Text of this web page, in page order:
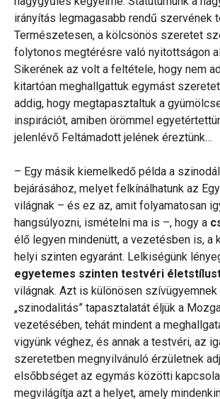
irányítás legmagasabb rendű szervének
Természetesen, a kölcsönös szeretet
folytonos megtérésre való nyitottságon
Sikerének az volt a feltétele, hogy nem
kitartóan meghallgattuk egymást
addig, hogy megtapasztaltuk a
inspirációt, amiben örömmel
jelenlévő Feltámadott jelének éreztünk…
– Egy másik kiemelkedő példa a
bejárásához, melyet felkínálhatunk az
világnak – és ez az, amit folyamatosan
hangsúlyozni, ismételni ma is –, hogy a
élő legyen mindenütt, a vezetésben is, a
helyi szinten egyaránt. Lelkiségünk
egyetemes szinten testvéri
világnak. Azt is különösen szívügyemnek
„szinodalitás” tapasztalatát éljük a
vezetésében, tehát mindent a
vigyünk véghez, és annak a testvéri, az
szeretetben megnyilvánuló érzületnek
elsőbbséget az egymás közötti
megvilágítja azt a helyet, amely